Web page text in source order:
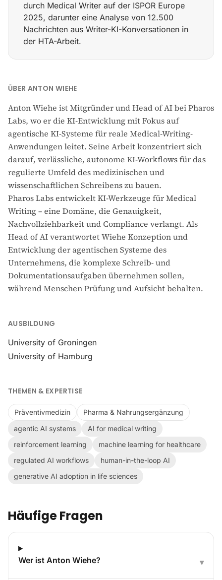
durch Medical Writer auf der ISPOR Europe
2025, darunter eine Analyse von 12.500
Nachrichten aus Writer-KI-Konversationen in
der HTA-Arbeit.
Mitgründer und Head of AI bei PHAROS Labs
ÜBER ANTON WIEHE
Anton Wiehe ist Mitgründer und Head of AI bei Pharos
Labs, wo er die KI-Entwicklung mit Fokus auf
agentische KI-Systeme für reale Medical-Writing-
Anwendungen leitet. Seine Arbeit konzentriert sich
darauf, verlässliche, autonome KI-Workflows für das
regulierte Umfeld des medizinischen und
wissenschaftlichen Schreibens zu bauen.
Pharos Labs entwickelt KI-Werkzeuge für Medical
Writing – eine Domäne, die Genauigkeit,
Nachvollziehbarkeit und Compliance verlangt. Als
Head of AI verantwortet Wiehe Konzeption und
Entwicklung der agentischen Systeme des
Unternehmens, die komplexe Schreib- und
Dokumentationsaufgaben übernehmen sollen,
während Menschen Prüfung und Aufsicht behalten.
AUSBILDUNG
University of Groningen
University of Hamburg
THEMEN & EXPERTISE
Präventivmedizin
Pharma & Nahrungsergänzung
agentic AI systems
AI for medical writing
reinforcement learning
machine learning for healthcare
regulated AI workflows
human-in-the-loop AI
generative AI adoption in life sciences
Häufige Fragen
Wer ist Anton Wiehe? ▾